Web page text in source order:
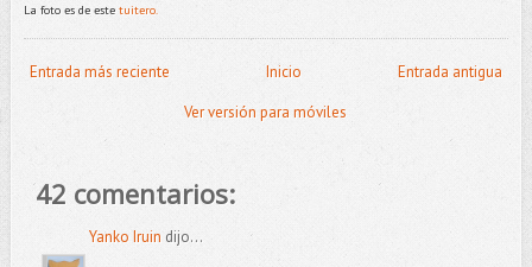
La foto es de este tuitero.
Entrada más reciente Entrada antigua
Inicio
Ver versión para móviles
42 comentarios:
Yanko Iruin dijo...